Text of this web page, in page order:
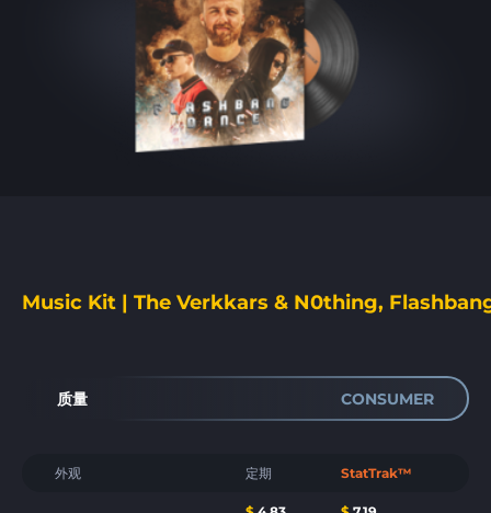
Music Kit | The Verkkars & N0thing,
质量 CONSUMER
外观 定期 StatTrak™